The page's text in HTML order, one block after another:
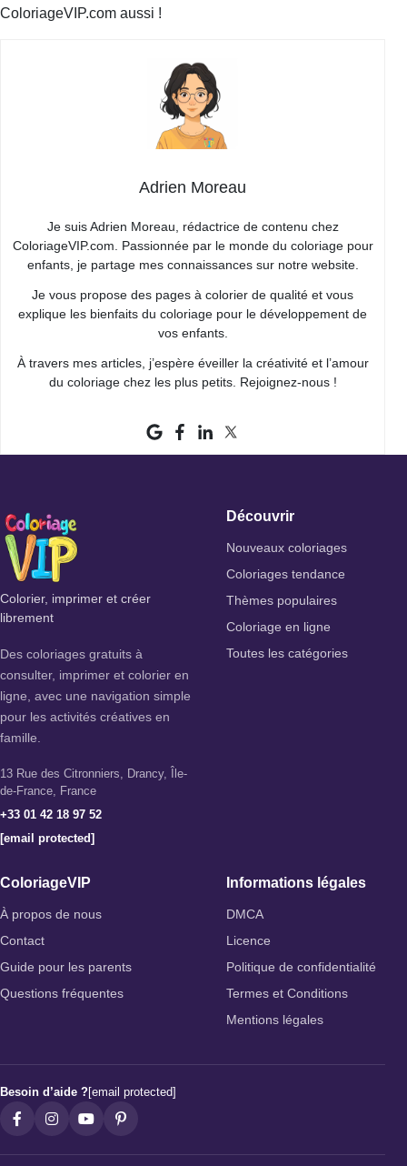
ColoriageVIP.com aussi !
Adrien Moreau
Je suis Adrien Moreau, rédactrice de contenu chez
ColoriageVIP.com. Passionnée par le monde du coloriage pour
enfants, je partage mes connaissances sur notre website.
Je vous propose des pages à colorier de qualité et vous
explique les bienfaits du coloriage pour le développement de
vos enfants.
À travers mes articles, j’espère éveiller la créativité et l’amour
du coloriage chez les plus petits. Rejoignez-nous !
Colorier, imprimer et créer
librement
Des coloriages gratuits à
consulter, imprimer et colorier en
ligne, avec une navigation simple
pour les activités créatives en
famille.
13 Rue des Citronniers, Drancy, Île-
de-France, France
+33 01 42 18 97 52
[email protected]
Découvrir
Nouveaux coloriages
Coloriages tendance
Thèmes populaires
Coloriage en ligne
Toutes les catégories
ColoriageVIP
À propos de nous
Contact
Guide pour les parents
Questions fréquentes
Informations légales
DMCA
Licence
Politique de confidentialité
Termes et Conditions
Mentions légales
Besoin d’aide ?[email protected]